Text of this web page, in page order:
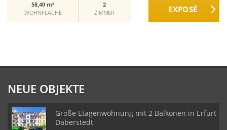
58,40 m²
WOHNFLÄCHE
2
ZIMMER
NEUE OBJEKTE
Große Etagenwohnung mit 2 Balkonen in Erfurt
Daberstedt